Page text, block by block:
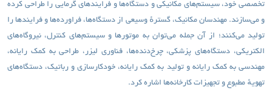
تخصصی خود، سیستم‌های مکانیکی و دستگاه‌ها و فرایندهای گرمایی را طراحی کرده
و می‌سازند. مهندسان مکانیک، گسترهٔ وسیعی از دستگاه‌ها، فراورده‌ها و فرایندها را
تولید می‌کنند؛ از آن جمله می‌توان به موتورها و سیستم‌های کنترل، نیروگاه‌های
الکتریکی، دستگاه‌های پزشکی، چرخ‌دنده‌ها، فناوری لیزر، طراحی به کمک رایانه،
مهندسی به کمک رایانه و تولید به کمک رایانه، خودکارسازی و رباتیک، دستگاه‌های
تهویهٔ مطبوع و تجهیزات کارخانه‌ها اشاره کرد.